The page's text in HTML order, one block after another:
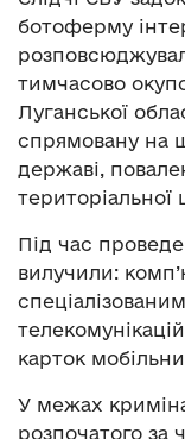
ботоферму
тимчасово
Луганської
спрямовану на
державі,
територіальної
Під час
вилучили:
карток
У межах
розпочатого за